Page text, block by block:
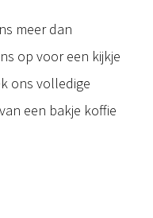
meer dan
op voor een kijkje
ons volledige
een bakje koffie